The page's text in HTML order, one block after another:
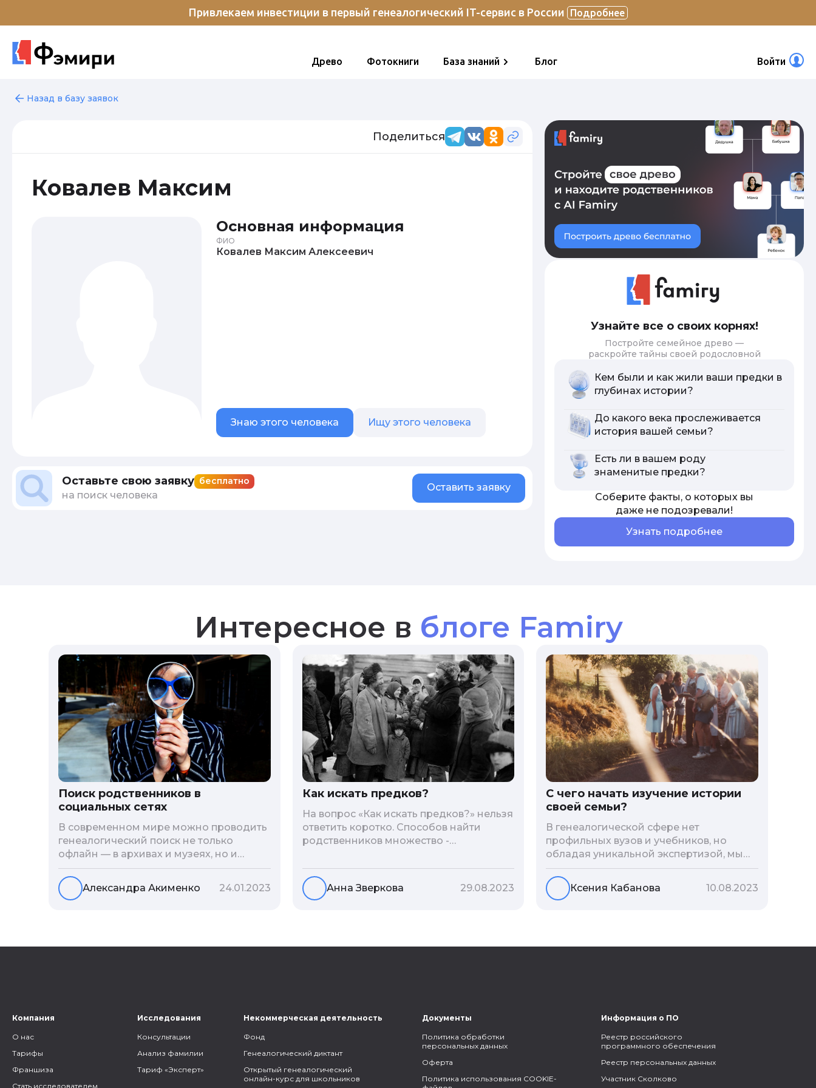
Привлекаем инвестиции в первый генеалогический IT-сервис в России Подробнее
Древо Фотокниги База знаний Блог Войти
Назад в базу заявок
Поделиться
Ковалев Максим
Основная информация
ФИО
Ковалев Максим Алексеевич
Знаю этого человека Ищу этого человека
Оставьте свою заявку бесплатно
на поиск человека
Оставить заявку
Узнайте все о своих корнях!
Постройте семейное древо —
раскройте тайны своей родословной
Кем были и как жили ваши предки в
глубинах истории?
До какого века прослеживается
история вашей семьи?
Есть ли в вашем роду
знаменитые предки?
Соберите факты, о которых вы
даже не подозревали!
Узнать подробнее
Интересное в блоге Famiry
Поиск родственников в
социальных сетях
В современном мире можно проводить
генеалогический поиск не только
офлайн — в архивах и музеях, но и
воспользоваться интернетом. Сегодня
мы расскажем вам как и в каких
социальных сетях можно провести
то, как грамотно построить с ними
Александра Акименко 24.01.2023
Как искать предков?
На вопрос «Как искать предков?» нельзя
ответить коротко. Способов найти
родственников множество -
социальные сети, ДНК-тесты, онлайн-
базы. Именно поэтому мы сделали для
вас подборку лучших статей блога
Анна Зверкова 29.08.2023
С чего начать изучение истории
своей семьи?
В генеалогической сфере нет
профильных вузов и учебников, но
обладая уникальной экспертизой, мы
разработали авторскую методологию
проведения архивно-генеалогических
исследований, ее мы закладываем и
Ксения Кабанова 10.08.2023
Компания
О нас
Тарифы
Франшиза
Стать исследователем
Исследования
Консультации
Анализ фамилии
Тариф «Эксперт»
Некоммерческая деятельность
Фонд
Генеалогический диктант
Открытый генеалогический
онлайн-курс для школьников
Документы
Политика обработки
персональных данных
Оферта
Политика использования COOKIE-
Информация о ПО
Реестр российского
программного обеспечения
Реестр персональных данных
Участник Сколково